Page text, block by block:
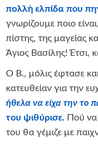
πολλή ελπίδα που
γνωρίζουμε ποιο
πίστης, της μαγείας
Άγιος Βασίλης! Έτσι,
Ο Β., μόλις έφτασε
κατευθείαν για την
ήθελα να είχα την το
του ψιθύρισε. Πού
του θα γέμιζε με